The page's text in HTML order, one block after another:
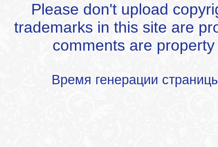
Please don't upload
trademarks in this site are
comments are
Время генерации